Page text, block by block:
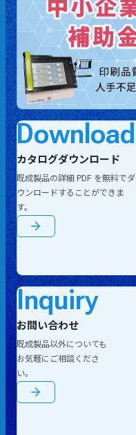
Download
カタログダウンロード
既成製品の詳細 PDF を無料でダ
ウンロードすることができま
す。
Inquiry
お問い合わせ
既成製品以外についても
お気軽にご相談くださ
い。